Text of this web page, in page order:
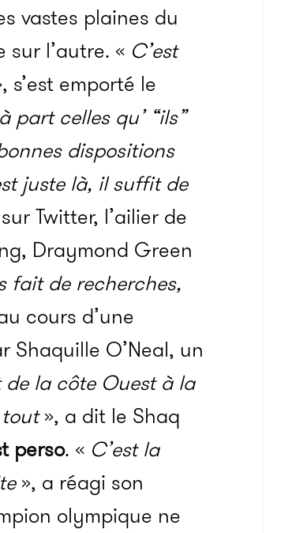
vastes plaines du
l’autre. « C’est
s’est emporté le
part celles qu’ “ils”
dispositions
juste là, il suffit de
Twitter, l’ailier de
Draymond Green
fait de recherches,
cours d’une
Shaquille O’Neal, un
de la côte Ouest à la
», a dit le Shaq
perso. « C’est la
», a réagi son
olympique ne